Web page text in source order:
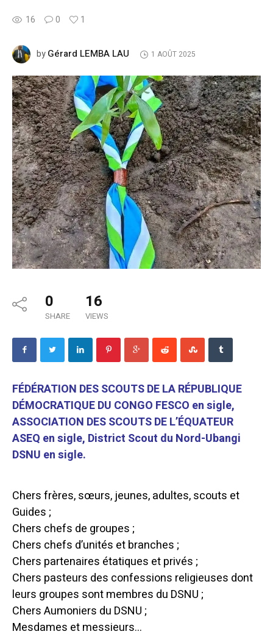
16 0 1
byGérard LEMBA LAU 1 AOÛT 2025
0
SHARE
16
VIEWS
FÉDÉRATION DES SCOUTS DE LA RÉPUBLIQUE
DÉMOCRATIQUE DU CONGO FESCO en sigle,
ASSOCIATION DES SCOUTS DE L’ÉQUATEUR
ASEQ en sigle, District Scout du Nord-Ubangi
DSNU en sigle.
Chers frères, sœurs, jeunes, adultes, scouts et
Guides ;
Chers chefs de groupes ;
Chers chefs d’unités et branches ;
Chers partenaires étatiques et privés ;
Chers pasteurs des confessions religieuses dont
leurs groupes sont membres du DSNU ;
Chers Aumoniers du DSNU ;
Mesdames et messieurs…